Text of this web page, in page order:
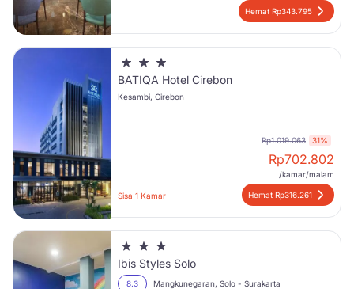
Hemat Rp343.795
BATIQA Hotel Cirebon
Kesambi, Cirebon
Rp1.019.063 31%
Rp702.802
/kamar/malam
Sisa 1 Kamar Hemat Rp316.261
Ibis Styles Solo
8.3 Mangkunegaran, Solo - Surakarta